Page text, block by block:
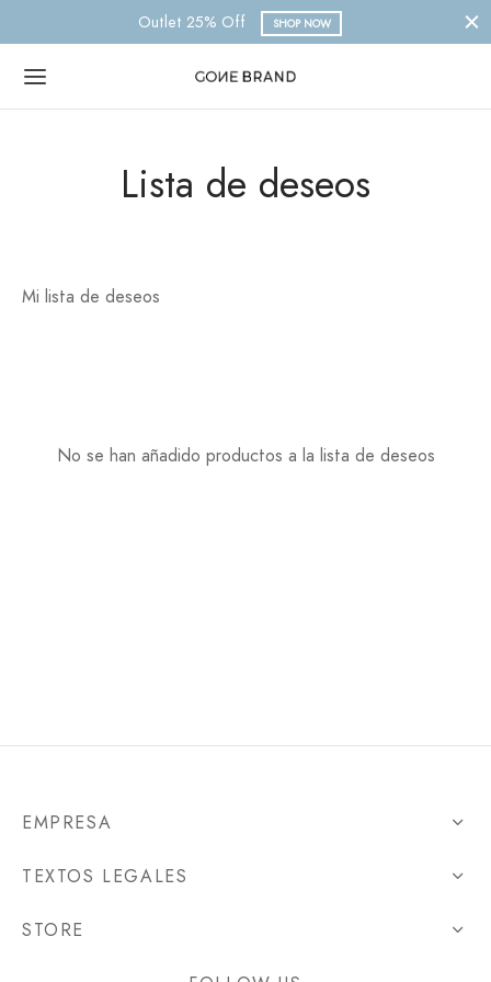
Outlet 25% Off SHOP NOW
Lista de deseos
Mi lista de deseos
No se han añadido productos a la lista de deseos
EMPRESA
TEXTOS LEGALES
STORE